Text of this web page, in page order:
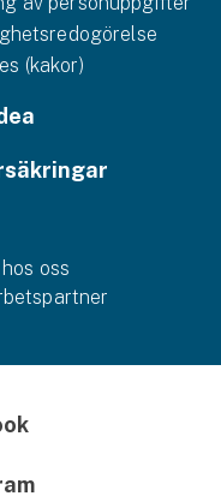
(kakor)
oss